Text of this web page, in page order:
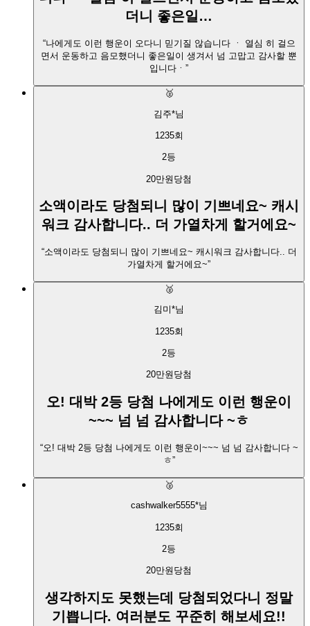
더니 좋은일…
“나에게도 이런 행운이 오다니 믿기질 않습니다 ㆍ 열심 히 걸으
면서 운동하고 음모했더니 좋은일이 생겨서 넘 고맙고 감사할 뿐
입니다ㆍ ”
🥈
김주*님
1235회
2등
20만원 당첨
소액이라도 당첨되니 많이 기쁘네요~ 캐시
워크 감사합니다.. 더 가열차게 할거에요~
“소액이라도 당첨되니 많이 기쁘네요~ 캐시워크 감사합니다.. 더
가열차게 할거에요~”
🥈
김미*님
1235회
2등
20만원 당첨
오! 대박 2등 당첨 나에게도 이런 행운이
~~~ 넘 넘 감사합니다 ~ㅎ
“오! 대박 2등 당첨 나에게도 이런 행운이~~~ 넘 넘 감사합니다 ~
ㅎ”
🥈
cashwalker5555*님
1235회
2등
20만원 당첨
생각하지도 못했는데 당첨되었다니 정말
기쁩니다. 여러분도 꾸준히 해보세요!!